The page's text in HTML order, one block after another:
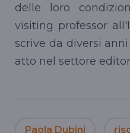
delle loro
visiting professor
scrive da diversi
atto nel settore
Paola Dubini